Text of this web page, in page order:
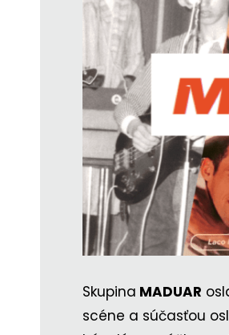
Skupina MADUAR
scéne a súčasťou